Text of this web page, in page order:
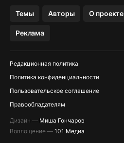
Темы Авторы О проекте
Реклама
Редакционная политика
Политика конфиденциальности
Пользовательское соглашение
Правообладателям
Дизайн — Миша Гончаров
Воплощение — 101 Медиа